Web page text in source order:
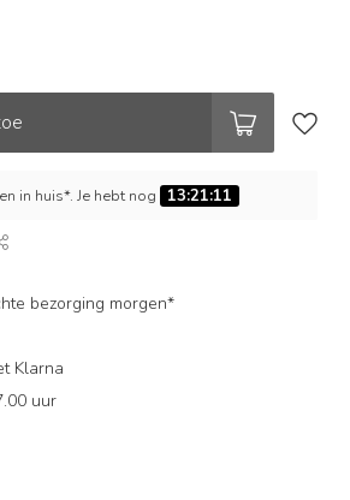
in huis*. Je hebt nog 13:21:10
bezorging morgen*
Klarna
uur